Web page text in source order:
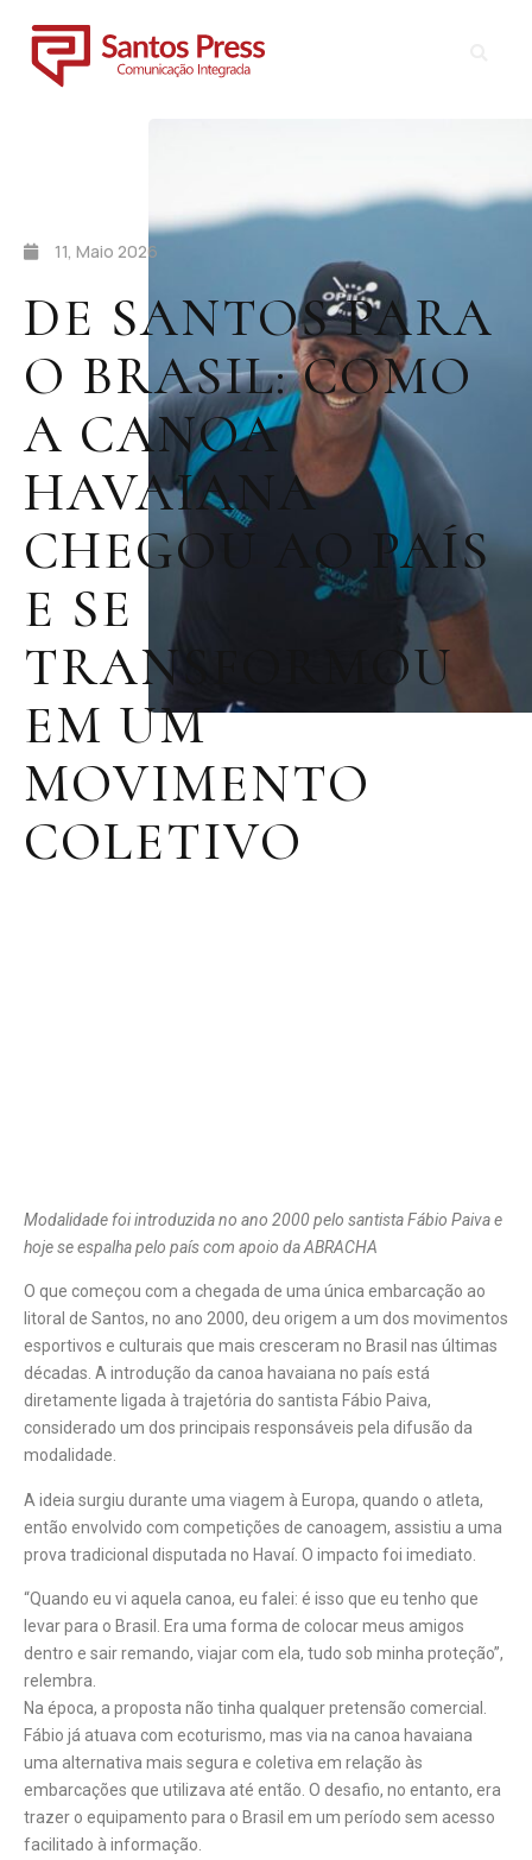
11, Maio 2026
DE SANTOS PARA
O BRASIL: COMO
A CANOA
HAVAIANA
CHEGOU AO PAÍS
E SE
TRANSFORMOU
EM UM
MOVIMENTO
COLETIVO
Modalidade foi introduzida no ano 2000 pelo santista Fábio Paiva e
hoje se espalha pelo país com apoio da ABRACHA
O que começou com a chegada de uma única embarcação ao
litoral de Santos, no ano 2000, deu origem a um dos movimentos
esportivos e culturais que mais cresceram no Brasil nas últimas
décadas. A introdução da canoa havaiana no país está
diretamente ligada à trajetória do santista Fábio Paiva,
considerado um dos principais responsáveis pela difusão da
modalidade.
A ideia surgiu durante uma viagem à Europa, quando o atleta,
então envolvido com competições de canoagem, assistiu a uma
prova tradicional disputada no Havaí. O impacto foi imediato.
“Quando eu vi aquela canoa, eu falei: é isso que eu tenho que
levar para o Brasil. Era uma forma de colocar meus amigos
dentro e sair remando, viajar com ela, tudo sob minha proteção”,
relembra.
Na época, a proposta não tinha qualquer pretensão comercial.
Fábio já atuava com ecoturismo, mas via na canoa havaiana
uma alternativa mais segura e coletiva em relação às
embarcações que utilizava até então. O desafio, no entanto, era
trazer o equipamento para o Brasil em um período sem acesso
facilitado à informação.